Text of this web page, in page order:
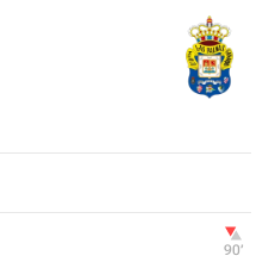
90‎’‎